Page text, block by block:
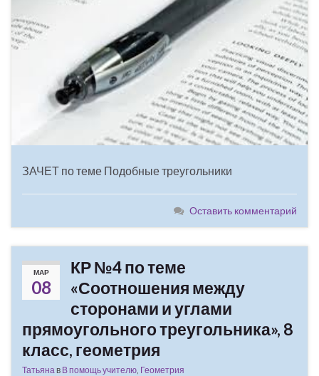
ЗАЧЕТ по теме Подобные треугольники
Оставить комментарий
МАР
08
КР №4 по теме
«Соотношения между
сторонами и углами
прямоугольного треугольника», 8
класс, геометрия
Татьяна в В помощь учителю Геометрия